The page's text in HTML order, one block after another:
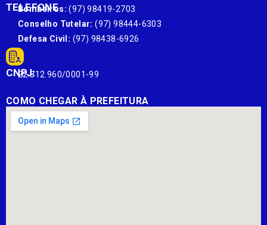
TELEFONE
Bombeiros: (97) 98419-2703
Conselho Tutelar: (97) 98444-6303
Defesa Civil: (97) 98438-6926
CNPJ:
22.812.960/0001-99
COMO CHEGAR À PREFEITURA